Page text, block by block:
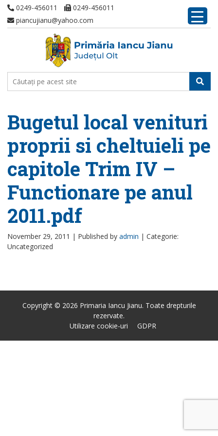
0249-456011
0249-456011
piancujianu@yahoo.com
Bugetul local venituri
proprii si cheltuieli pe
capitole Trim IV –
Functionare pe anul
2011.pdf
November 29, 2011 | Published by admin | Categorie:
Uncategorized
Copyright © 2026 Primaria Iancu Jianu. Toate drepturile
rezervate.
Utilizare cookie-uri
GDPR